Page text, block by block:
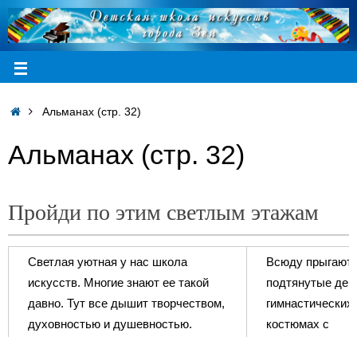
Альманах (стр. 32)
Альманах (стр. 32)
Пройди по этим светлым этажам
Cветлая уютная у нас школа
искусств. Многие знают ее такой
давно. Тут все дышит творчеством,
духовностью и душевностью.
Всюду прыгают
подтянутые
гимнастических
костюмах с